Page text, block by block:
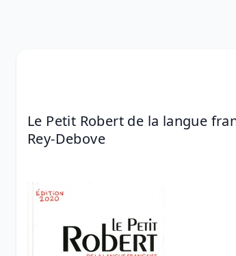
Le Petit Robert de la langue
Rey-Debove